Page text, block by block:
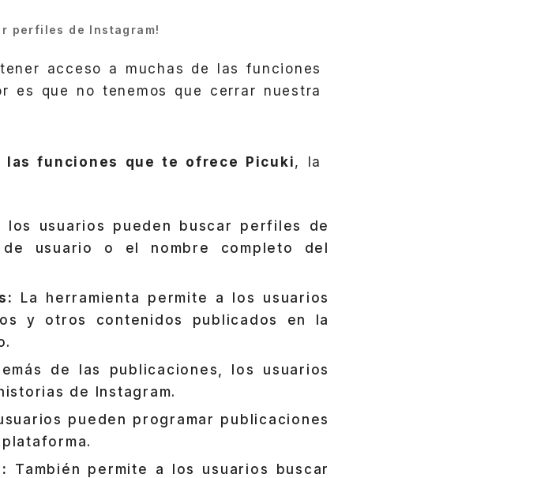
perfiles de Instagram!
acceso a muchas de las funciones
es que no tenemos que cerrar nuestra
las funciones que te ofrece Picuki, la
los usuarios pueden buscar perfiles de
usuario o el nombre completo del
La herramienta permite a los usuarios
y otros contenidos publicados en la
de las publicaciones, los usuarios
de Instagram.
pueden programar publicaciones
También permite a los usuarios buscar